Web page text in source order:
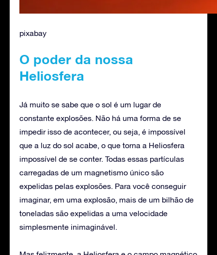
pixabay
O poder da nossa
Heliosfera
Já muito se sabe que o sol é um lugar de
constante explosões. Não há uma forma de se
impedir isso de acontecer, ou seja, é impossível
que a luz do sol acabe, o que torna a Heliosfera
impossível de se conter. Todas essas partículas
carregadas de um magnetismo único são
expelidas pelas explosões. Para você conseguir
imaginar, em uma explosão, mais de um bilhão de
toneladas são expelidas a uma velocidade
simplesmente inimaginável.